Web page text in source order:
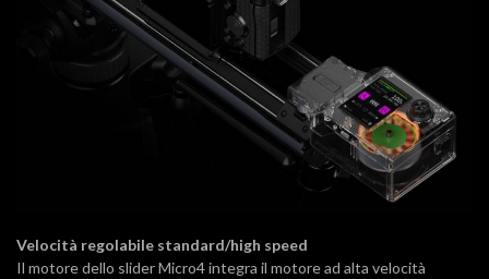
Velocità regolabile standard/high speed
Il motore dello slider Micro4 integra il motore ad alta velocità